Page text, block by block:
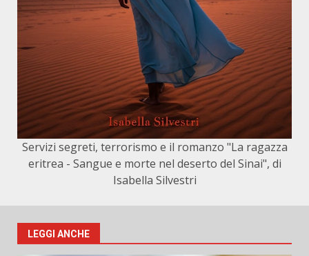
Servizi segreti, terrorismo e il romanzo "La ragazza
eritrea - Sangue e morte nel deserto del Sinai", di
Isabella Silvestri
LEGGI ANCHE